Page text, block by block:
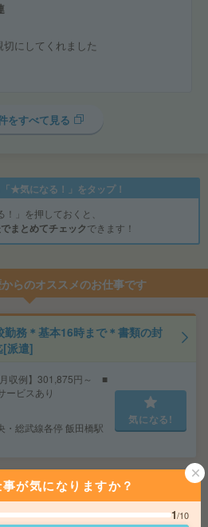
にしてくれました
をすべて見る
★気になる！」をタップ！
！」を押しておくと、
まとめてチェックできます！
らのオススメのお仕事です
務＊基本16時まで＊書類の封
[派遣]
収例】301,875円～ ■
ービスあり
総武線各停 飯田橋駅
気になる!
あちゃんのお散歩付き添いも
が気になりますか？
1/10